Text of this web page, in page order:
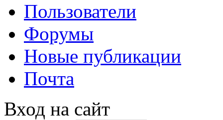
Пользователи
Форумы
Новые публикации
Почта
Вход на сайт